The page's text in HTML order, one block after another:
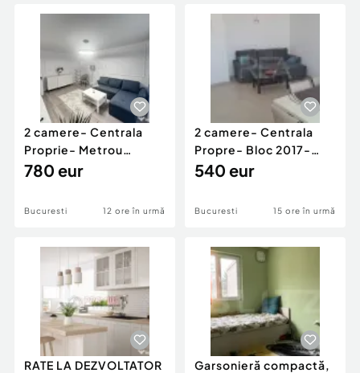
Animale de companie
Afaceri și echipamente profesionale
Inchiriere Bunuri si Vehicule
Utilaje agricole si industriale
Piese auto si accesorii
Dacia Duster
2 camere- Centrala
Proprie- Metrou
Tineretului/Timpuri Noi
780 eur
Bucuresti 12 ore în urmă
2 camere- Centrala
Propre- Bloc 2017-
Parcul Carol
540 eur
Bucuresti 15 ore în urmă
RATE LA DEZVOLTATOR
Garsonieră compactă,